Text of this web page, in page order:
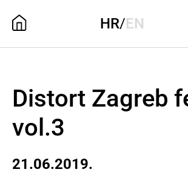
HR/EN
Distort Zagreb
vol.3
21.06.2019.